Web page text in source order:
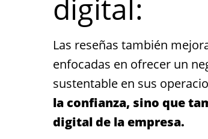
digital:
Las reseñas también
enfocadas en ofrecer un
sustentable en sus
la confianza, sino que
digital de la empresa.